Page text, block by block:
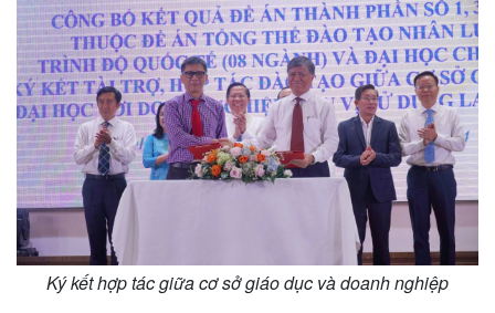
i
m
e
Ký kết hợp tác giữa cơ sở giáo dục và doanh nghiệp